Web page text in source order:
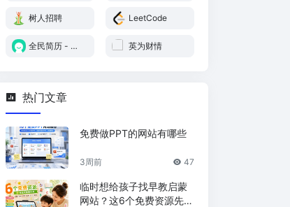
树人招聘 LeetCode
全民简历 - 专
英为财情
热门文章
免费做PPT的网站有哪些
3周前 47
临时想给孩子找早教启蒙
网站？这6个免费资源先收